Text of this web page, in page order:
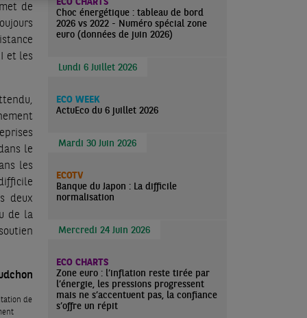
de
et les
le
les
deux
de la
de
Choc énergétique : tableau de bord
2026 vs 2022 - Numéro spécial zone
euro (données de juin 2026)
Lundi 6 Juillet 2026
ECO WEEK
ActuEco du 6 juillet 2026
Mardi 30 Juin 2026
ECOTV
Banque du Japon : La difficile
normalisation
Mercredi 24 Juin 2026
ECO CHARTS
Zone euro : l’inflation reste tirée par
l’énergie, les pressions progressent
mais ne s’accentuent pas, la confiance
s’offre un répit